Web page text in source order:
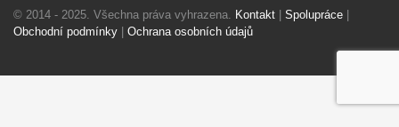
© 2014 - 2025. Všechna práva vyhrazena. Kontakt | Spolupráce |
Obchodní podmínky | Ochrana osobních údajů